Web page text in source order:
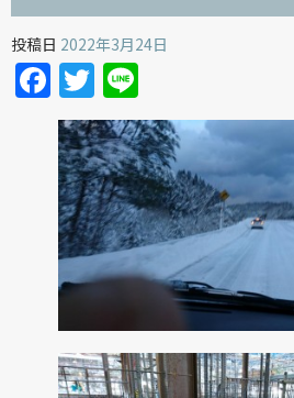
投稿日 2022年3月24日
Facebook
Twitter